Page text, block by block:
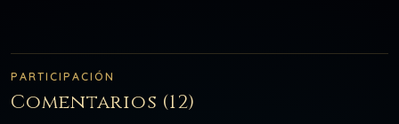
PARTICIPACIÓN
Comentarios (12)